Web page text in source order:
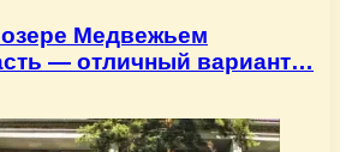
Медвежьем
— отличный вариант…